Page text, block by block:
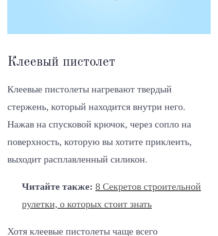
Клеевый пистолет
Клеевые пистолеты нагревают твердый
стержень, который находится внутри него.
Нажав на спусковой крючок, через сопло на
поверхность, которую вы хотите приклеить,
выходит расплавленный силикон.
Читайте также: 8 Секретов строительной
рулетки, о которых стоит знать
Хотя клеевые пистолеты чаще всего